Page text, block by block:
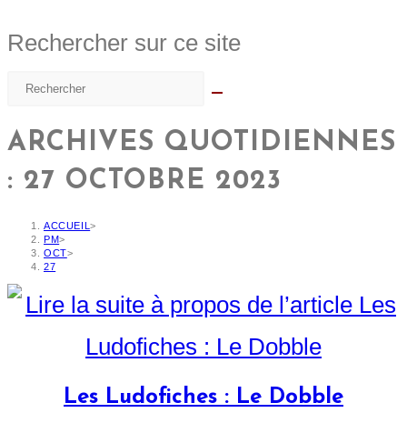
Rechercher sur ce site
ARCHIVES QUOTIDIENNES
: 27 OCTOBRE 2023
ACCUEIL>
PM>
OCT>
27
Les Ludofiches : Le Dobble